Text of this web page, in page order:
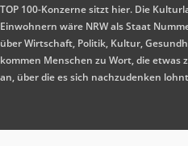
TOP 100-Konzerne sitzt hier. Die
Einwohnern wäre NRW als Staat
über Wirtschaft, Politik, Kultur,
kommen Menschen zu Wort, die etwas
an, über die es sich nachzudenken